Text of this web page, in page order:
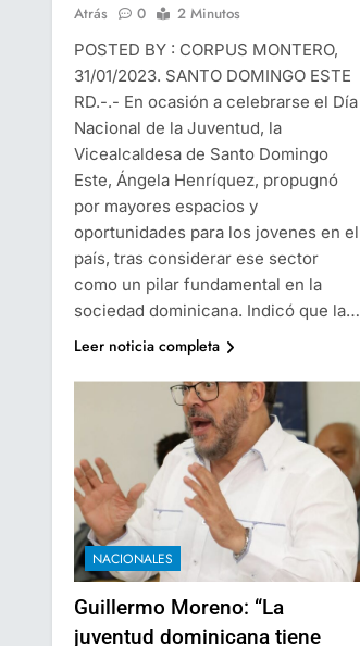
Atrás
0
2 Minutos
POSTED BY : CORPUS MONTERO,
31/01/2023. SANTO DOMINGO ESTE
RD.-.- En ocasión a celebrarse el Día
Nacional de la Juventud, la
Vicealcaldesa de Santo Domingo
Este, Ángela Henríquez, propugnó
por mayores espacios y
oportunidades para los jovenes en el
país, tras considerar ese sector
como un pilar fundamental en la
sociedad dominicana. Indicó que la…
Leer noticia completa
NACIONALES
Guillermo Moreno: “La
juventud dominicana tiene